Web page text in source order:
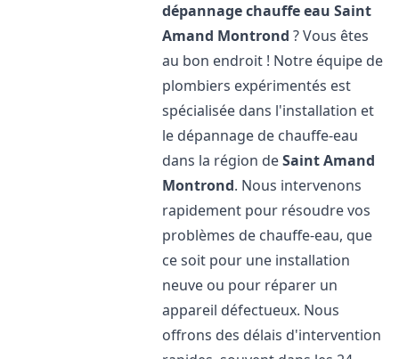
dépannage chauffe eau Saint
Amand Montrond ? Vous êtes
au bon endroit ! Notre équipe de
plombiers expérimentés est
spécialisée dans l'installation et
le dépannage de chauffe-eau
dans la région deSaint Amand
Montrond. Nous intervenons
rapidement pour résoudre vos
problèmes de chauffe-eau, que
ce soit pour une installation
neuve ou pour réparer un
appareil défectueux. Nous
offrons des délais d'intervention